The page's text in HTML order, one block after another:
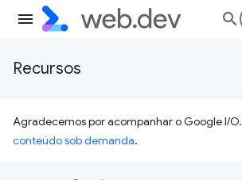
Recursos
Agradecemos por acompanhar o Google I/O.
conteúdo sob demanda.